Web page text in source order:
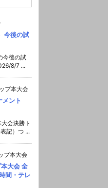
今後の試
今後の試
8/7 ...
プ本大会
ント
会決勝ト
記）つ ...
プ本大会
大会 全
間・テレ